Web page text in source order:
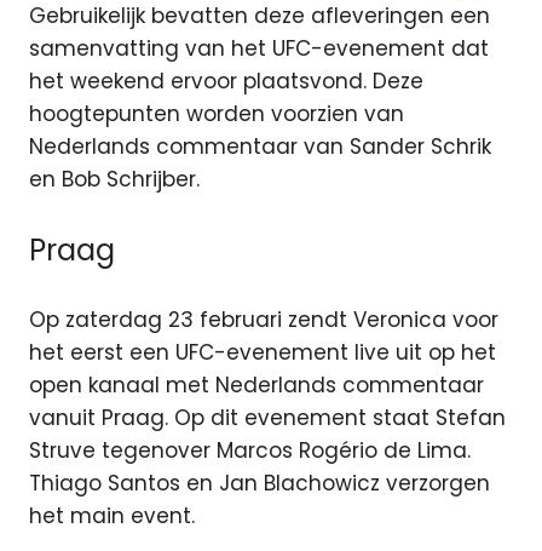
Gebruikelijk bevatten deze afleveringen een
samenvatting van het UFC-evenement dat
het weekend ervoor plaatsvond. Deze
hoogtepunten worden voorzien van
Nederlands commentaar van Sander Schrik
en Bob Schrijber.
Praag
Op zaterdag 23 februari zendt Veronica voor
het eerst een UFC-evenement live uit op het
open kanaal met Nederlands commentaar
vanuit Praag. Op dit evenement staat Stefan
Struve tegenover Marcos Rogério de Lima.
Thiago Santos en Jan Blachowicz verzorgen
het main event.